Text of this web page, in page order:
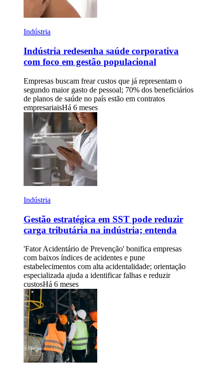
Indústria
Indústria redesenha saúde corporativa
com foco em gestão populacional
Empresas buscam frear custos que já representam o
segundo maior gasto de pessoal; 70% dos beneficiários
de planos de saúde no país estão em contratos
empresariaisHá 6 meses
Indústria
Gestão estratégica em SST pode reduzir
carga tributária na indústria; entenda
'Fator Acidentário de Prevenção' bonifica empresas
com baixos índices de acidentes e pune
estabelecimentos com alta acidentalidade; orientação
especializada ajuda a identificar falhas e reduzir
custosHá 6 meses